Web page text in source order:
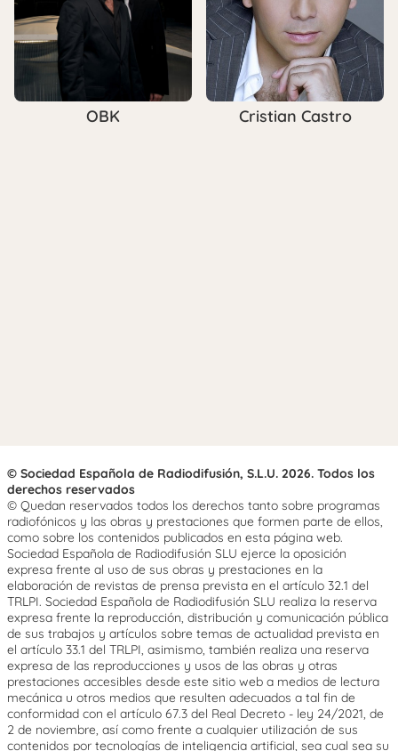
OBK Cristian Castro
© Sociedad Española de Radiodifusión, S.L.U. 2026. Todos los
derechos reservados
© Quedan reservados todos los derechos tanto sobre programas
radiofónicos y las obras y prestaciones que formen parte de ellos,
como sobre los contenidos publicados en esta página web.
Sociedad Española de Radiodifusión SLU ejerce la oposición
expresa frente al uso de sus obras y prestaciones en la
elaboración de revistas de prensa prevista en el artículo 32.1 del
TRLPI. Sociedad Española de Radiodifusión SLU realiza la reserva
expresa frente la reproducción, distribución y comunicación pública
de sus trabajos y artículos sobre temas de actualidad prevista en
el artículo 33.1 del TRLPI, asimismo, también realiza una reserva
expresa de las reproducciones y usos de las obras y otras
prestaciones accesibles desde este sitio web a medios de lectura
mecánica u otros medios que resulten adecuados a tal fin de
conformidad con el artículo 67.3 del Real Decreto - ley 24/2021, de
2 de noviembre, así como frente a cualquier utilización de sus
contenidos por tecnologías de inteligencia artificial, sea cual sea su